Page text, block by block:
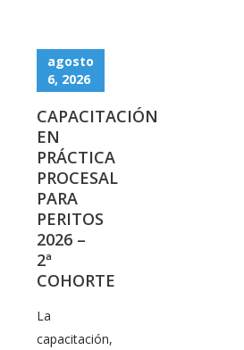
agosto
6, 2026
CAPACITACIÓN
EN
PRÁCTICA
PROCESAL
PARA
PERITOS
2026 –
2ª
COHORTE
La
capacitación,